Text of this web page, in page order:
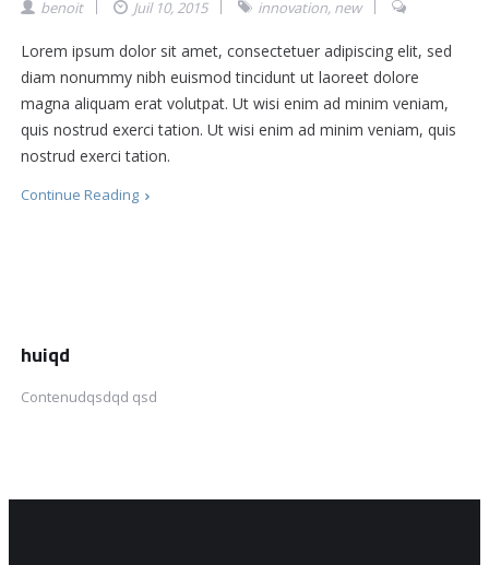
benoit Juil 10, 2015 innovation, new
Lorem ipsum dolor sit amet, consectetuer adipiscing elit, sed
diam nonummy nibh euismod tincidunt ut laoreet dolore
magna aliquam erat volutpat. Ut wisi enim ad minim veniam,
quis nostrud exerci tation. Ut wisi enim ad minim veniam, quis
nostrud exerci tation.
Continue Reading
huiqd
Contenudqsdqd qsd